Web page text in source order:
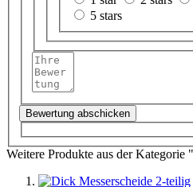
5 stars
Bewertung abschicken
Weitere Produkte aus der Kategorie